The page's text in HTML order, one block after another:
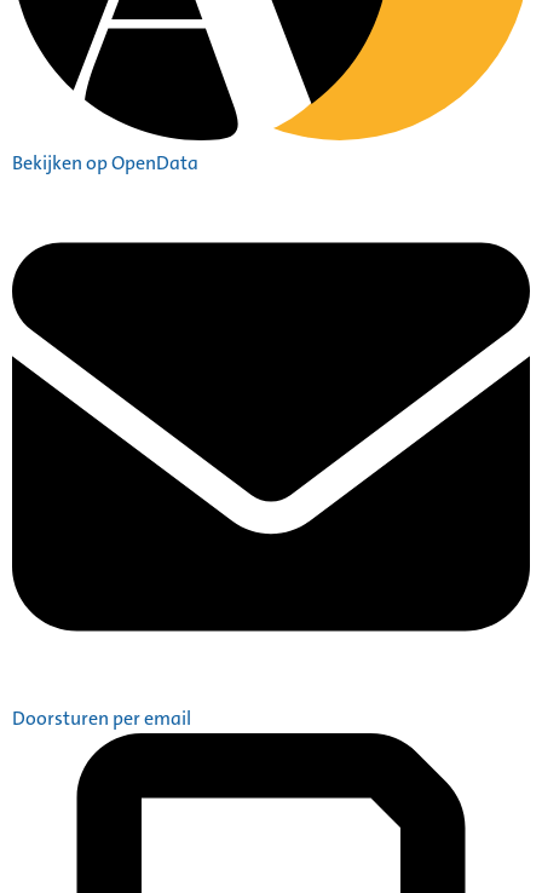
Bekijken op OpenData
Doorsturen per email